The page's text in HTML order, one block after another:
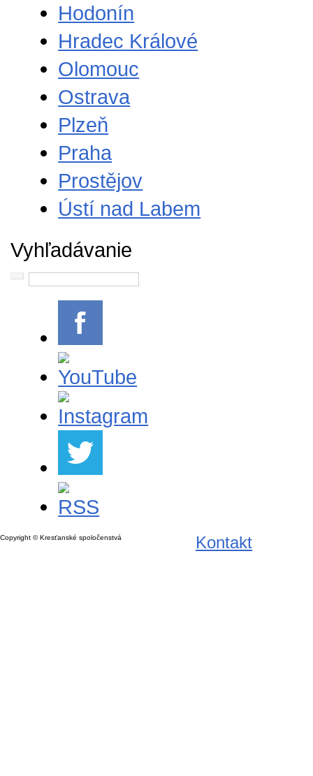
Hodonín
Hradec Králové
Olomouc
Ostrava
Plzeň
Praha
Prostějov
Ústí nad Labem
Vyhľadávanie
Copyright © Kresťanské spoločenstvá Kontakt